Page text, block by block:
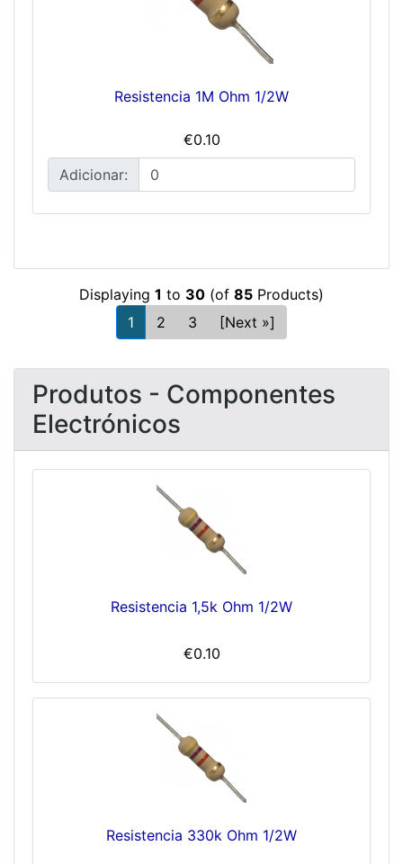
Resistencia 1M Ohm 1/2W
€0.10
Adicionar:
Displaying 1 to 30 (of 85 Products)
1
2 3 [Next »]
Produtos - Componentes
Electrónicos
Resistencia 1,5k Ohm 1/2W
€0.10
Resistencia 330k Ohm 1/2W